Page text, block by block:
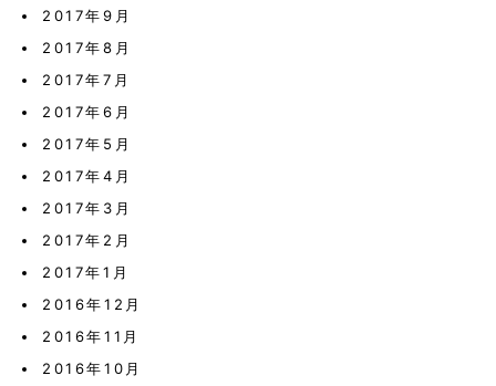
2017年9月
2017年8月
2017年7月
2017年6月
2017年5月
2017年4月
2017年3月
2017年2月
2017年1月
2016年12月
2016年11月
2016年10月